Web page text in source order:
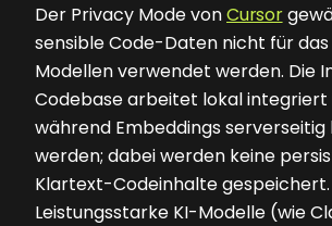
Der Privacy Mode vonCursor
sensible Code-Daten nicht für
Modellen verwendet werden. Die
Codebase arbeitet lokal integriert
während Embeddings
werden; dabei werden keine
Klartext-Codeinhalte gespeichert.
Leistungsstarke KI-Modelle (wie